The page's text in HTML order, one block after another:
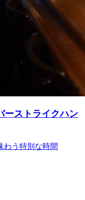
ーストライクハン
わう特別な時間